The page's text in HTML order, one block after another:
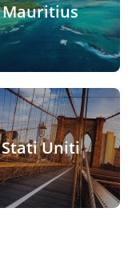
Mauritius
Stati Uniti